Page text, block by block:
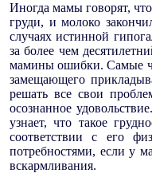
Иногда мамы говорят,
груди, и молоко
случаях истинной
за более чем
мамины ошибки. Самые
замещающего
решать все свои
осознанное
узнает, что такое
соответствии с его
потребностями, если у
вскармливания.